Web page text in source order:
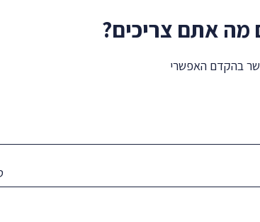
מה אתם צריכים?
קשר בהקדם האפשרי